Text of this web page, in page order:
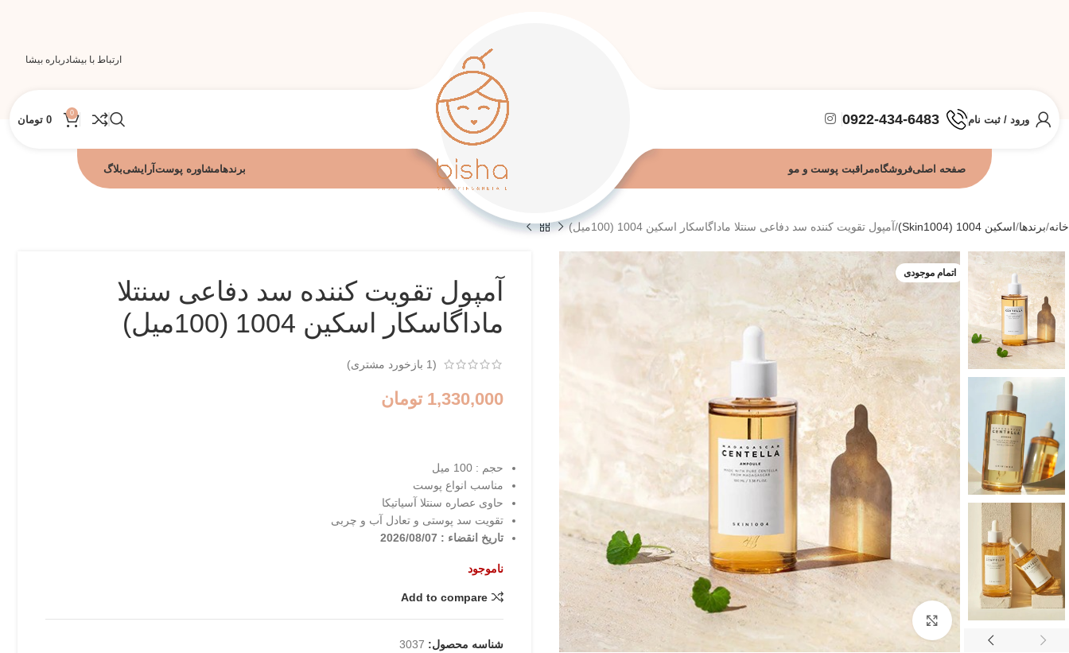
ارتباط با بیشادرباره بیشا
ورود / ثبت نام 0922-434-6483
0
0 تومان
صفحه اصلیفروشگاهمراقبت پوست و مو برندهامشاوره پوستآرایشیبلاگ
خانه برندها اسکین 1004 (Skin1004) آمپول تقویت کننده سد دفاعی سنتلا ماداگاسکار اسکین 1004 (100میل)
اتمام موجودی
بزرگنمایی تصویر
آمپول تقویت کننده سد دفاعی سنتلا
ماداگاسکار اسکین 1004 (100میل)
(
1 بازخورد مشتری)
1,330,000 تومان
حجم : 100 میل
مناسب انواع پوست
حاوی عصاره سنتلا آسیاتیکا
تقویت سد پوستی و تعادل آب و چربی
تاریخ انقضاء : 2026/08/07
ناموجود
Add to compare
شناسه محصول: 3037